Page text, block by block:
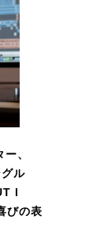
、
ル
I
びの表